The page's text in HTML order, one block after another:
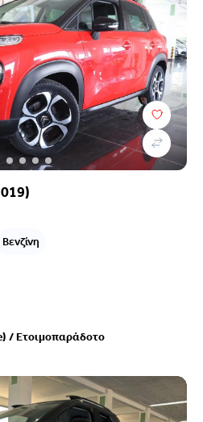
Βενζίνη
/Ετοιμοπαράδοτο